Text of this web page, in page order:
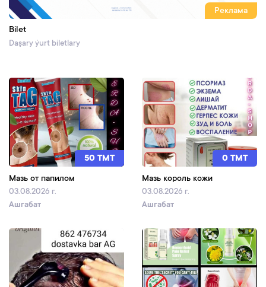
Реклама
Bilet
Daşary ýurt biletlary
50 TMT
Мазь от папилом
03.08.2026 г.
Ашгабат
0 TMT
Мазь король кожи
03.08.2026 г.
Ашгабат